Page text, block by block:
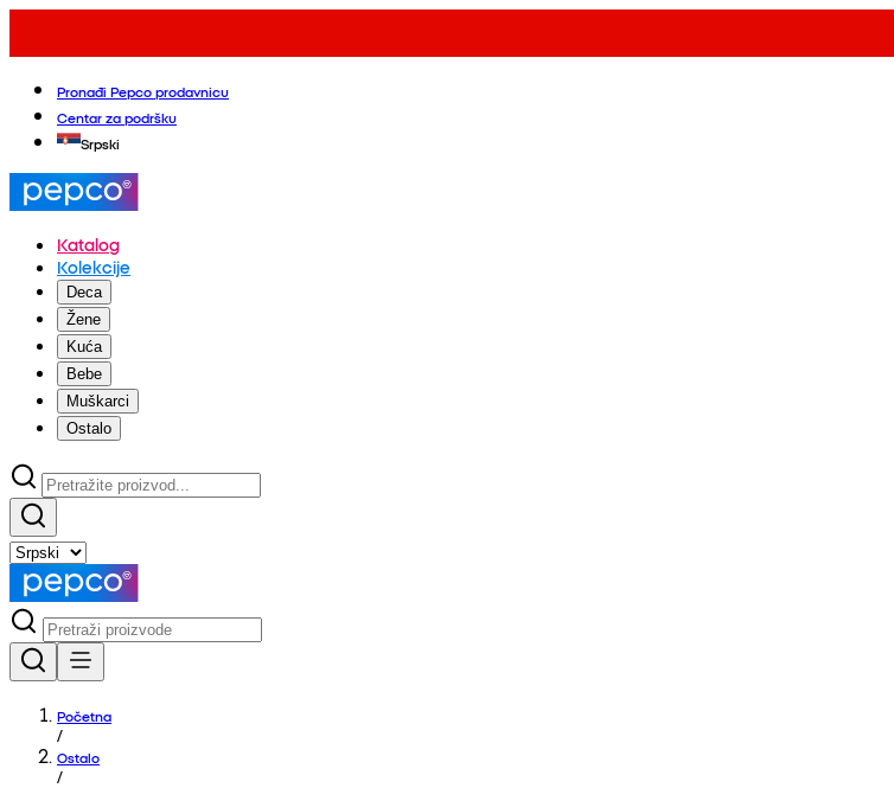
Pronađi Pepco prodavnicu
Centar za podršku
Srpski
Katalog
Kolekcije
Deca
Žene
Kuća
Bebe
Muškarci
Ostalo
Početna
/
Ostalo
/